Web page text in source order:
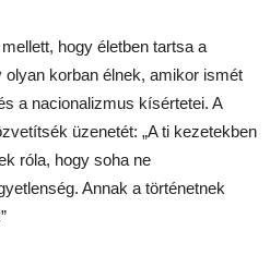
hogy életben tartsa a
korban élnek, amikor ismét
a nacionalizmus kísértetei. A
üzenetét: „A ti kezetekben
róla, hogy soha ne
Annak a történetnek